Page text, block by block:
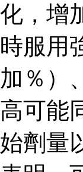
化，增
時服用
加％）
高可能
始劑量